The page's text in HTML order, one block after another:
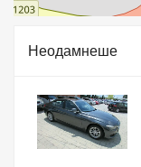
Неодамнеше